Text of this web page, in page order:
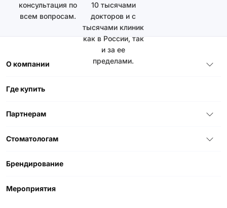
консультация по
всем вопросам.
10 тысячами
докторов и с
тысячами клиник
как в России, так
и за ее
пределами.
О компании
Где купить
Партнерам
Стоматологам
Брендирование
Мероприятия